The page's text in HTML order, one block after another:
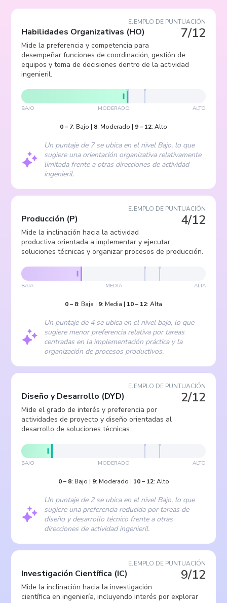
EJEMPLO DE PUNTUACIÓN
7/12
Habilidades Organizativas (HO)
Mide la preferencia y competencia para
desempeñar funciones de coordinación, gestión de
equipos y toma de decisiones dentro de la actividad
ingenieril.
BAJO MODERADO ALTO
0– 7: Bajo | 8: Moderado | 9– 12: Alto
Un puntaje de 7 se ubica en el nivel Bajo, lo que
sugiere una orientación organizativa relativamente
limitada frente a otras direcciones de actividad
ingenieril.
EJEMPLO DE PUNTUACIÓN
4/12
Producción (P)
Mide la inclinación hacia la actividad
productiva orientada a implementar y ejecutar
soluciones técnicas y organizar procesos de producción.
BAJA MEDIA ALTA
0– 8: Baja | 9: Media | 10– 12: Alta
Un puntaje de 4 se ubica en el nivel bajo, lo que
sugiere menor preferencia relativa por tareas
centradas en la implementación práctica y la
organización de procesos productivos.
EJEMPLO DE PUNTUACIÓN
2/12
Diseño y Desarrollo (DYD)
Mide el grado de interés y preferencia por
actividades de proyecto y diseño orientadas al
desarrollo de soluciones técnicas.
BAJO MODERADO ALTO
0– 8: Bajo | 9: Moderado | 10– 12: Alto
Un puntaje de 2 se ubica en el nivel Bajo, lo que
sugiere una preferencia reducida por tareas de
diseño y desarrollo técnico frente a otras
direcciones de actividad ingenieril.
EJEMPLO DE PUNTUACIÓN
9/12
Investigación Científica (IC)
Mide la inclinación hacia la investigación
científica en ingeniería, incluyendo interés por explorar